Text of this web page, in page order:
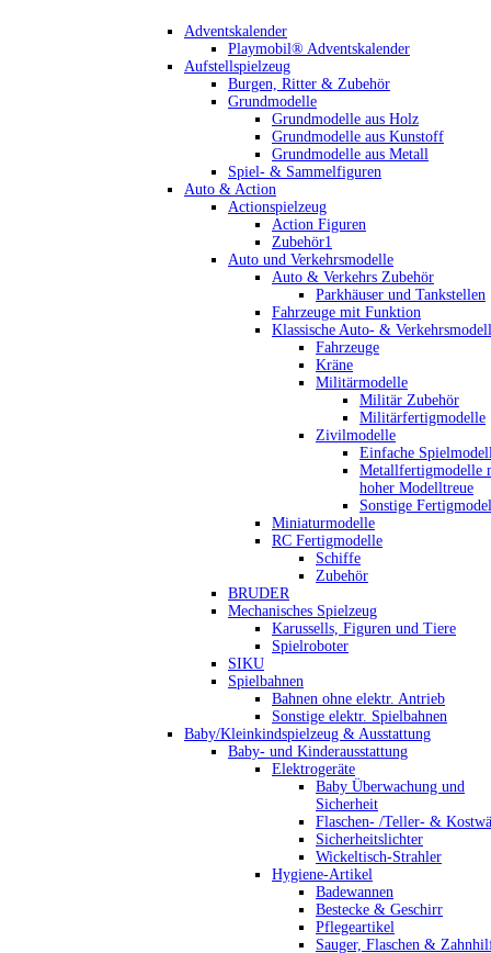
Adventskalender
Playmobil® Adventskalender
Aufstellspielzeug
Burgen, Ritter & Zubehör
Grundmodelle
Grundmodelle aus Holz
Grundmodelle aus Kunstoff
Grundmodelle aus Metall
Spiel- & Sammelfiguren
Auto & Action
Actionspielzeug
Action Figuren
Zubehör1
Auto und Verkehrsmodelle
Auto & Verkehrs Zubehör
Parkhäuser und Tankstellen
Fahrzeuge mit Funktion
Klassische Auto- &
Fahrzeuge
Kräne
Militärmodelle
Militär Zubehör
Militärfertigmodelle
Zivilmodelle
Einfache
Metallfertigmodelle
hoher Modelltreue
Sonstige
Miniaturmodelle
RC Fertigmodelle
Schiffe
Zubehör
BRUDER
Mechanisches Spielzeug
Karussells, Figuren und Tiere
Spielroboter
SIKU
Spielbahnen
Bahnen ohne elektr. Antrieb
Sonstige elektr. Spielbahnen
Baby/Kleinkindspielzeug & Ausstattung
Baby- und Kinderausstattung
Elektrogeräte
Baby Überwachung und
Sicherheit
Flaschen- /Teller- &
Sicherheitslichter
Wickeltisch-Strahler
Hygiene-Artikel
Badewannen
Bestecke & Geschirr
Pflegeartikel
Sauger, Flaschen &